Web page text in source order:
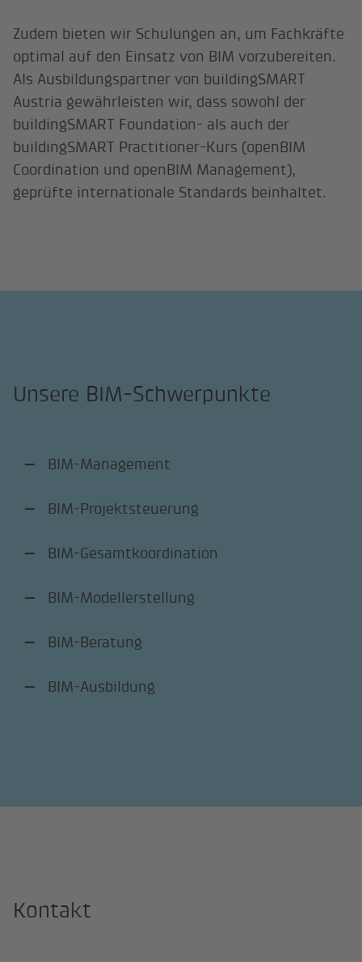
Zudem bieten wir Schulungen an, um Fachkräfte
optimal auf den Einsatz von BIM vorzubereiten.
Als Ausbildungspartner von buildingSMART
Austria gewährleisten wir, dass sowohl der
buildingSMART Foundation- als auch der
buildingSMART Practitioner-Kurs (openBIM
Coordination und openBIM Management),
geprüfte internationale Standards beinhaltet.
Unsere BIM-Schwerpunkte
BIM-Management
BIM-Projektsteuerung
BIM-Gesamtkoordination
BIM-Modellerstellung
BIM-Beratung
BIM-Ausbildung
Kontakt